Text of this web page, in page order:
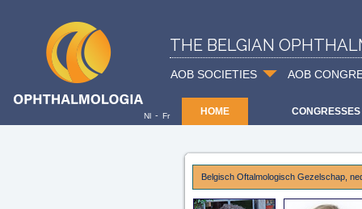
THE BELGIAN
AOB SOCIETIES AOB
HOME CONGRESSES
Nl - Fr
Belgisch Oftalmologisch Gezelschap,